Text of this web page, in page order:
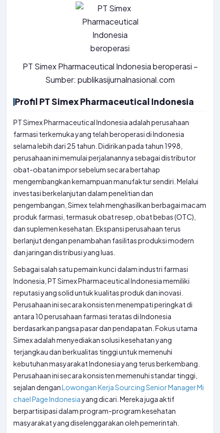
PT Simex Pharmaceutical Indonesia beroperasi –
Sumber: publikasijurnalnasional.com
Profil PT Simex Pharmaceutical Indonesia
PT Simex Pharmaceutical Indonesia adalah perusahaan
farmasi terkemuka yang telah beroperasi di Indonesia
selama lebih dari 25 tahun. Didirikan pada tahun 1998,
perusahaan ini memulai perjalanannya sebagai distributor
obat-obatan impor sebelum secara bertahap
mengembangkan kemampuan manufaktur sendiri. Melalui
investasi berkelanjutan dalam penelitian dan
pengembangan, Simex telah menghasilkan berbagai macam
produk farmasi, termasuk obat resep, obat bebas (OTC),
dan suplemen kesehatan. Ekspansi perusahaan terus
berlanjut dengan penambahan fasilitas produksi modern
dan jaringan distribusi yang luas.
Sebagai salah satu pemain kunci dalam industri farmasi
Indonesia, PT Simex Pharmaceutical Indonesia memiliki
reputasi yang solid untuk kualitas produk dan inovasi.
Perusahaan ini secara konsisten menempati peringkat di
antara 10 perusahaan farmasi teratas di Indonesia
berdasarkan pangsa pasar dan pendapatan. Fokus utama
Simex adalah menyediakan solusi kesehatan yang
terjangkau dan berkualitas tinggi untuk memenuhi
kebutuhan masyarakat Indonesia yang terus berkembang.
Perusahaan ini secara konsisten memenuhi standar tinggi,
sejalan denganLowongan Kerja Sourcing Senior Manager Mi
chael Page Indonesiayang dicari. Mereka juga aktif
berpartisipasi dalam program-program kesehatan
masyarakat yang diselenggarakan oleh pemerintah.